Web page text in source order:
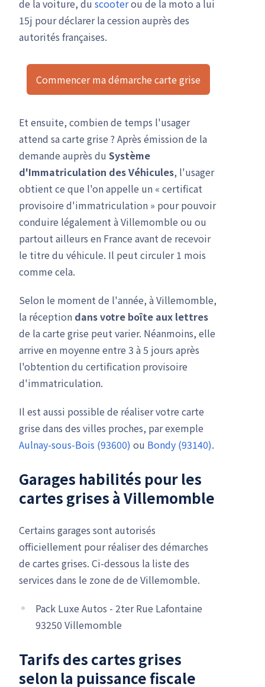
de la voiture, du scooterou de la moto a lui
15j pour déclarer la cession auprès des
autorités françaises.
Commencer ma démarche carte grise
Et ensuite, combien de temps l'usager
attend sa carte grise ? Après émission de la
demande auprès du Système
d'Immatriculation des Véhicules, l'usager
obtient ce que l'on appelle un « certificat
provisoire d'immatriculation » pour pouvoir
conduire légalement à Villemomble ou ou
partout ailleurs en France avant de recevoir
le titre du véhicule. Il peut circuler 1 mois
comme cela.
Selon le moment de l'année, à Villemomble,
la réception dans votre boîte aux lettres
de la carte grise peut varier. Néanmoins, elle
arrive en moyenne entre 3 à 5 jours après
l'obtention du certification provisoire
d'immatriculation.
Il est aussi possible de réaliser votre carte
grise dans des villes proches, par exemple
Aulnay-sous-Bois (93600) ou Bondy (93140).
Garages habilités pour les
cartes grises à Villemomble
Certains garages sont autorisés
officiellement pour réaliser des démarches
de cartes grises. Ci-dessous la liste des
services dans le zone de de Villemomble.
Pack Luxe Autos - 2ter Rue Lafontaine
93250 Villemomble
Tarifs des cartes grises
selon la puissance fiscale